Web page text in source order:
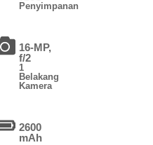
Penyimpanan
16-MP,
f/2
1
Belakang
Kamera
2600
mAh